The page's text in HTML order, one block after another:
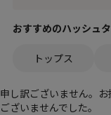
おすすめのハッシュ
トップス
申し訳ございません。
ございませんでした。